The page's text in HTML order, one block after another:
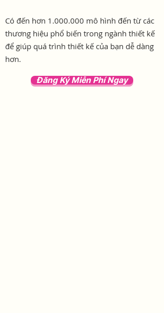
Có đến hơn 1.000.000 mô hình đến từ các
thương hiệu phổ biến trong ngành thiết kế
để giúp quá trình thiết kế của bạn dễ dàng
hơn.
Đăng Ký Miễn Phí Ngay